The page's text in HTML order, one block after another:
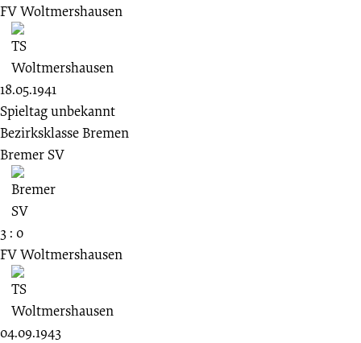
FV Woltmershausen
18.05.1941
Spieltag unbekannt
Bezirksklasse Bremen
Bremer SV
3 : 0
FV Woltmershausen
04.09.1943